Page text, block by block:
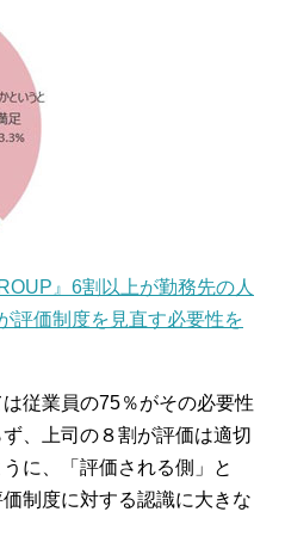
』6割以上が勤務先の人
評価制度を見直す必要性を
従業員の75％がその必要性
、上司の８割が評価は適切
に、「評価される側」と
制度に対する認識に大きな